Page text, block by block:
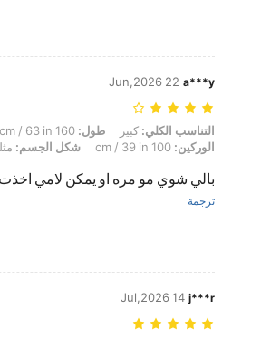
a***y
22 Jun,2026
التناسب الكلي: كبير, طول: 160 cm / 63 in, الوزن: 63 kg / 139 lbs, تمثال نصفي: 70 cm / 28 in, الخصر: 77 cm / 30 in, الوركين: 100 cm / 39 in, شكل الجسم: مثلث, لون: بني داكن, مقاس: M
التناسب الكلي: كبير طول:
الوركين:
شكل الجسم:
بالي شوي مو مره او يمكن لامي
ترجمة
j***r
14 Jul,2026